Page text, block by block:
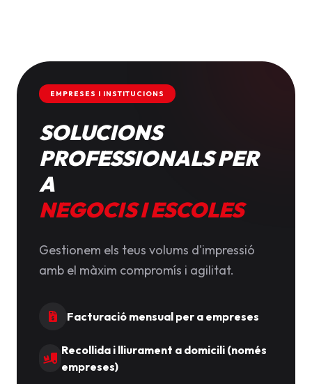
EMPRESES I INSTITUCIONS
SOLUCIONS
PROFESSIONALS PER
A
NEGOCIS I ESCOLES
Gestionem els teus volums d'impressió
amb el màxim compromís i agilitat.
Facturació mensual per a empreses
Recollida i lliurament a domicili (només
empreses)